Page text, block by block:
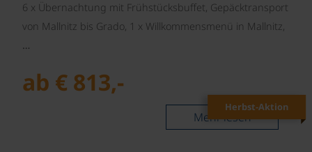
6 x Übernachtung mit Frühstücksbuffet, Gepäcktransport
von Mallnitz bis Grado, 1 x Willkommensmenü in Mallnitz,
…
ab € 813,-
Mehr lesen
Herbst-Aktion